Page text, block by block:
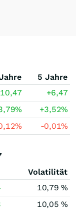
5 Jahre
+6,47
% +3,52%
% -0,01%
Volatilität
10,79 %
10,05 %